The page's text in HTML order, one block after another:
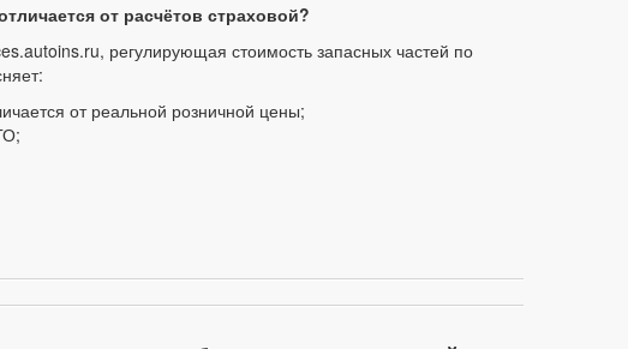
от расчётов страховой?
регулирующая стоимость запасных частей по
от реальной розничной цены;